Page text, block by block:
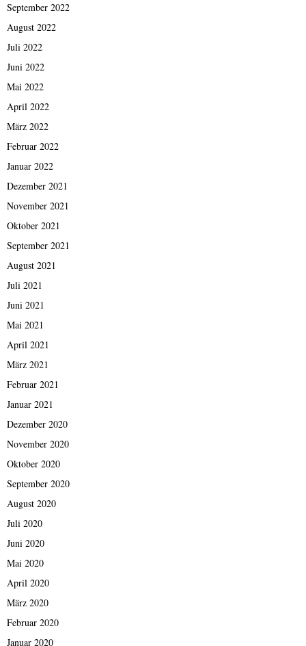
September 2022
August 2022
Juli 2022
Juni 2022
Mai 2022
April 2022
März 2022
Februar 2022
Januar 2022
Dezember 2021
November 2021
Oktober 2021
September 2021
August 2021
Juli 2021
Juni 2021
Mai 2021
April 2021
März 2021
Februar 2021
Januar 2021
Dezember 2020
November 2020
Oktober 2020
September 2020
August 2020
Juli 2020
Juni 2020
Mai 2020
April 2020
März 2020
Februar 2020
Januar 2020